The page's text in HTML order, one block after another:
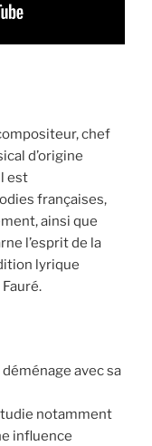
chef
d’origine
est
françaises,
ainsi que
l’esprit de la
lyrique
déménage avec sa
notamment
influence